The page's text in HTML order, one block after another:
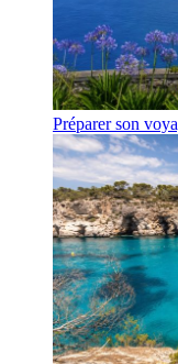
Préparer son